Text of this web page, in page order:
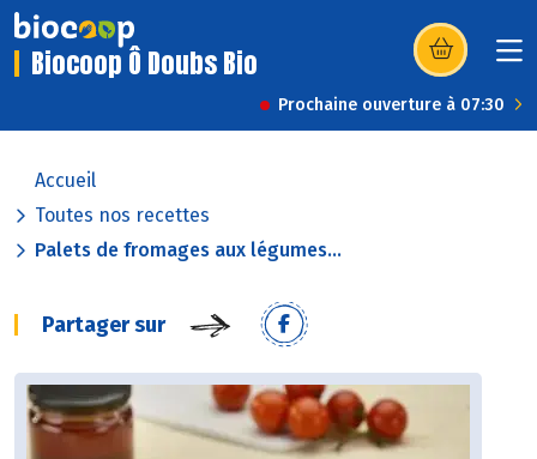
Biocoop Ô Doubs Bio (s’ouvre dans
Prochaine ouverture à 07:30
Accueil
Toutes nos recettes
Palets de fromages aux légumes...
Partager sur